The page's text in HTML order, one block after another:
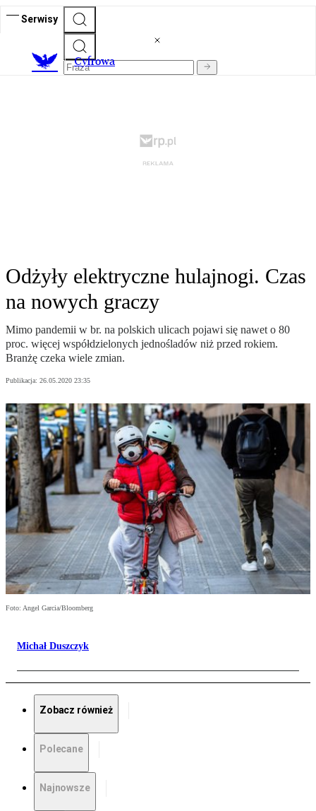
Serwisy
Cyfrowa
Odżyły elektryczne hulajnogi. Czas
na nowych graczy
Mimo pandemii w br. na polskich ulicach pojawi się nawet o 80
proc. więcej współdzielonych jednośladów niż przed rokiem.
Branżę czeka wiele zmian.
Publikacja: 26.05.2020 23:35
Foto: Angel Garcia/Bloomberg
Michał Duszczyk
Zobacz również
Polecane
Najnowsze